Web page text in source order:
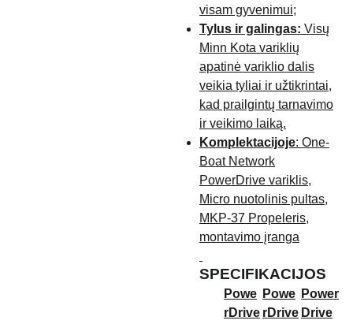
visam gyvenimui;
Tylus ir galingas: Visų
Minn Kota variklių
apatinė variklio dalis
veikia tyliai ir užtikrintai,
kad prailgintų tarnavimo
ir veikimo laiką.
Komplektacijoje: One-
Boat Network
PowerDrive variklis,
Micro nuotolinis pultas,
MKP-37 Propeleris,
montavimo įranga
SPECIFIKACIJOS
Powe
rDrive
Powe
rDrive
Power
Drive